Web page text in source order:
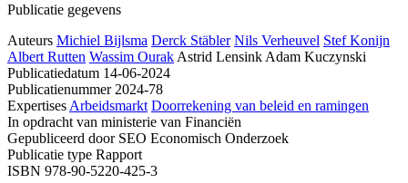
Publicatie gegevens
Auteurs Michiel Bijlsma Derck Stäbler Nils Verheuvel Stef Konijn
Albert Rutten Wassim Ourak Astrid Lensink Adam Kuczynski
Publicatiedatum 14-06-2024
Publicatienummer2024-78
Expertises Arbeidsmarkt Doorrekening van beleid en ramingen
In opdracht van ministerie van Financiën
Gepubliceerd doorSEO Economisch Onderzoek
Publicatie type Rapport
ISBN 978-90-5220-425-3